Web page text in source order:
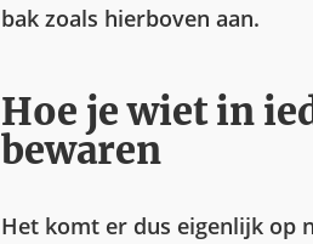
bak zoals hierboven aan.
Hoe je wiet in
bewaren
Het komt er dus eigenlijk op